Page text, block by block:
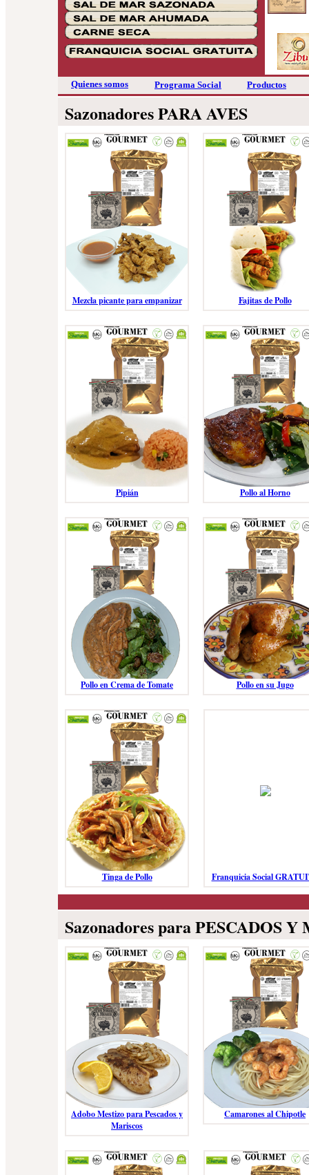
Quienes somos Programa Social Productos
Sazonadores PARA AVES
Mezcla picante para empanizar Fajitas de Pollo
Pipián Pollo al Horno
Pollo en Crema de Tomate Pollo en su Jugo
Tinga de Pollo Franquicia Social
Sazonadores para PESCADOS Y
Adobo Mestizo para Pescados y
Mariscos
Camarones al Chipotle